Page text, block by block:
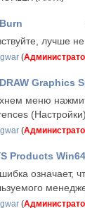
лучше не
(
Graphics
меню
(
Products Win64
означает,
(